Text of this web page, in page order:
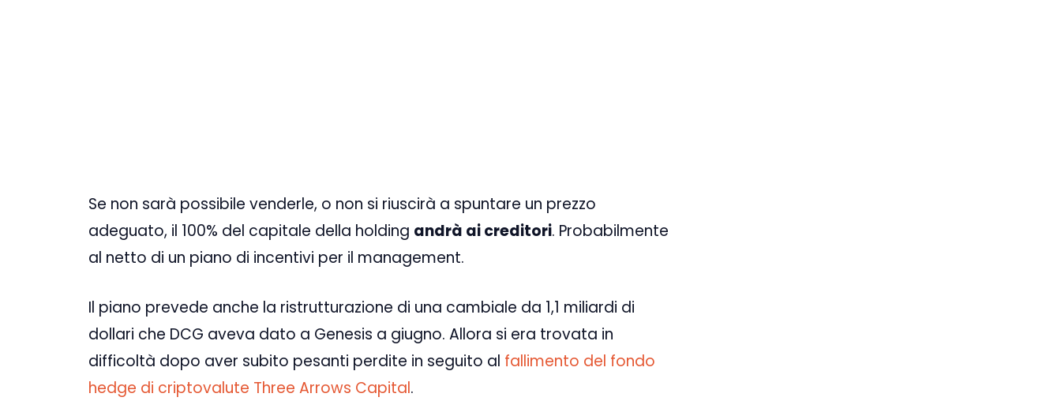
Se non sarà possibile venderle, o non si riuscirà a spuntare un prezzo
adeguato, il 100% del capitale della holding andrà ai creditori. Probabilmente
al netto di un piano di incentivi per il management.
Il piano prevede anche la ristrutturazione di una cambiale da 1,1 miliardi di
dollari che DCG aveva dato a Genesis a giugno. Allora si era trovata in
difficoltà dopo aver subito pesanti perdite in seguito al fallimento del fondo
hedge di criptovalute Three Arrows Capital.